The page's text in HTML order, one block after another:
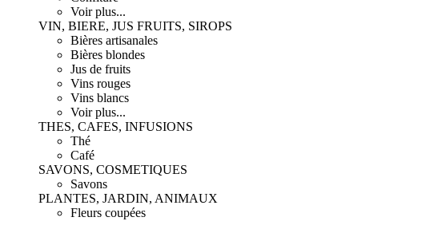
Voir plus...
VIN, BIERE, JUS FRUITS, SIROPS
Bières artisanales
Bières blondes
Jus de fruits
Vins rouges
Vins blancs
Voir plus...
THES, CAFES, INFUSIONS
Thé
Café
SAVONS, COSMETIQUES
Savons
PLANTES, JARDIN, ANIMAUX
Fleurs coupées